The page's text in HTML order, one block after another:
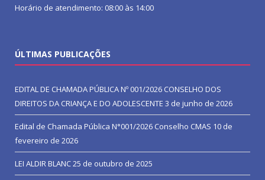
Horário de atendimento: 08:00 às 14:00
ÚLTIMAS PUBLICAÇÕES
EDITAL DE CHAMADA PÚBLICA Nº 001/2026 CONSELHO DOS
DIREITOS DA CRIANÇA E DO ADOLESCENTE 3 de junho de 2026
Edital de Chamada Pública N°001/2026 Conselho CMAS 10 de
fevereiro de 2026
LEI ALDIR BLANC25 de outubro de 2025